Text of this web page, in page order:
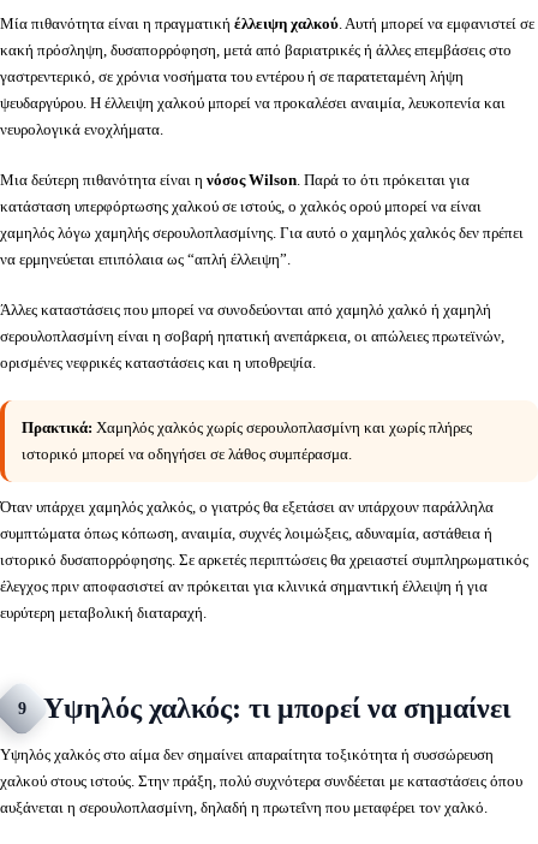
Μία πιθανότητα είναι η πραγματική έλλειψη χαλκού. Αυτή μπορεί να εμφανιστεί σε
κακή πρόσληψη, δυσαπορρόφηση, μετά από βαριατρικές ή άλλες επεμβάσεις στο
γαστρεντερικό, σε χρόνια νοσήματα του εντέρου ή σε παρατεταμένη λήψη
ψευδαργύρου. Η έλλειψη χαλκού μπορεί να προκαλέσει αναιμία, λευκοπενία και
νευρολογικά ενοχλήματα.
Μια δεύτερη πιθανότητα είναι η νόσος Wilson. Παρά το ότι πρόκειται για
κατάσταση υπερφόρτωσης χαλκού σε ιστούς, ο χαλκός ορού μπορεί να είναι
χαμηλός λόγω χαμηλής σερουλοπλασμίνης. Για αυτό ο χαμηλός χαλκός δεν πρέπει
να ερμηνεύεται επιπόλαια ως “απλή έλλειψη”.
Άλλες καταστάσεις που μπορεί να συνοδεύονται από χαμηλό χαλκό ή χαμηλή
σερουλοπλασμίνη είναι η σοβαρή ηπατική ανεπάρκεια, οι απώλειες πρωτεϊνών,
ορισμένες νεφρικές καταστάσεις και η υποθρεψία.
Πρακτικά: Χαμηλός χαλκός χωρίς σερουλοπλασμίνη και χωρίς πλήρες
ιστορικό μπορεί να οδηγήσει σε λάθος συμπέρασμα.
Όταν υπάρχει χαμηλός χαλκός, ο γιατρός θα εξετάσει αν υπάρχουν παράλληλα
συμπτώματα όπως κόπωση, αναιμία, συχνές λοιμώξεις, αδυναμία, αστάθεια ή
ιστορικό δυσαπορρόφησης. Σε αρκετές περιπτώσεις θα χρειαστεί συμπληρωματικός
έλεγχος πριν αποφασιστεί αν πρόκειται για κλινικά σημαντική έλλειψη ή για
ευρύτερη μεταβολική διαταραχή.
9 Υψηλός χαλκός: τι μπορεί να σημαίνει
Υψηλός χαλκός στο αίμα δεν σημαίνει απαραίτητα τοξικότητα ή συσσώρευση
χαλκού στους ιστούς. Στην πράξη, πολύ συχνότερα συνδέεται με καταστάσεις όπου
αυξάνεται η σερουλοπλασμίνη, δηλαδή η πρωτεΐνη που μεταφέρει τον χαλκό.